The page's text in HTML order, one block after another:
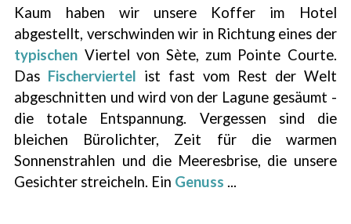
Kaum haben wir unsere Koffer im Hotel
abgestellt, verschwinden wir in Richtung eines der
typischen Viertel von Sète, zum Pointe Courte.
Das Fischerviertel ist fast vom Rest der Welt
abgeschnitten und wird von der Lagune gesäumt -
die totale Entspannung. Vergessen sind die
bleichen Bürolichter, Zeit für die warmen
Sonnenstrahlen und die Meeresbrise, die unsere
Gesichter streicheln. Ein Genuss ...